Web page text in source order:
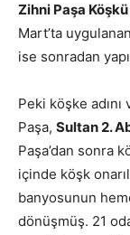
Zihni Paşa Köşkü
Mart’ta
ise sonradan
Peki köşke
Paşa, Sultan 2.
Paşa’dan sonra
içinde köşk
banyosunun
dönüşmüş. 21